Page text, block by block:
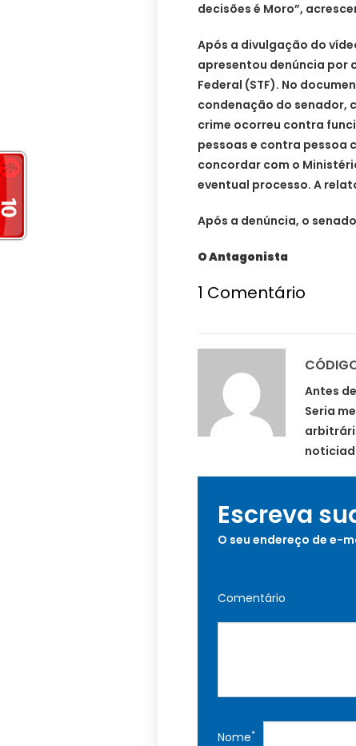
decisões é Moro”,
Após a divulgação do
apresentou denúncia por
Federal (STF). No
condenação do senador,
crime ocorreu contra
pessoas e contra pessoa
concordar com o
eventual processo. A
Após a denúncia, o
O Antagonista
1 Comentário
Antes
Seria
Escreva
O seu endereço de e-
Comentário
Nome*